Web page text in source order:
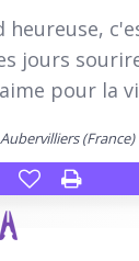
heureuse,
jours
pour la
(France)